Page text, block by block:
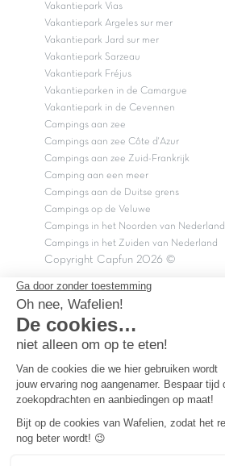
Vakantiepark Vias
Vakantiepark Argeles sur mer
Vakantiepark Jard sur mer
Vakantiepark Sarzeau
Vakantiepark Fréjus
Vakantieparken in de Camargue
Vakantiepark in de Cevennen
Campings aan zee
Campings aan zee Côte d'Azur
Campings aan zee Zuid-Frankrijk
Camping aan een meer
Campings aan de Duitse grens
Campings op de Veluwe
Campings in het Noorden van Nederland
Campings in het Zuiden van Nederland
Copyright Capfun 2026 ©
Bij Capfun solliciteren
Veelgestelde vragen
Dutchbox Vakantiepark
Superdeals
Carabouille.nl
Wettelijke bepalingen
Sitemap
Persvragen? mail